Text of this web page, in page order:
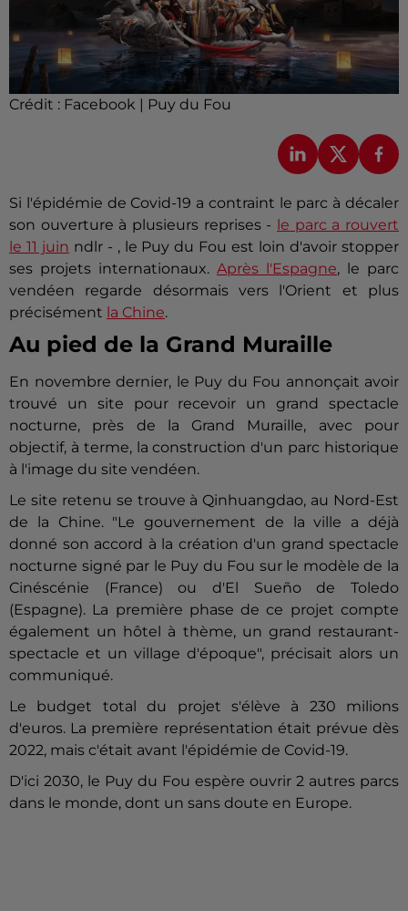
Crédit : Facebook | Puy du Fou
Si l'épidémie de Covid-19 a contraint le parc à décaler
son ouverture à plusieurs reprises - le parc a rouvert
le 11 juin ndlr - , le Puy du Fou est loin d'avoir stopper
ses projets internationaux. Après l'Espagne, le parc
vendéen regarde désormais vers l'Orient et plus
précisément la Chine.
Au pied de la Grand Muraille
En novembre dernier, le Puy du Fou annonçait avoir
trouvé un site pour recevoir un grand spectacle
nocturne, près de la Grand Muraille, avec pour
objectif, à terme, la construction d'un parc historique
à l'image du site vendéen.
Le site retenu se trouve à Qinhuangdao, au Nord-Est
de la Chine. "Le gouvernement de la ville a déjà
donné son accord à la création d'un grand spectacle
nocturne signé par le Puy du Fou sur le modèle de la
Cinéscénie (France) ou d'El Sueño de Toledo
(Espagne). La première phase de ce projet compte
également un hôtel à thème, un grand restaurant-
spectacle et un village d'époque", précisait alors un
communiqué.
Le budget total du projet s'élève à 230 milions
d'euros. La première représentation était prévue dès
2022, mais c'était avant l'épidémie de Covid-19.
D'ici 2030, le Puy du Fou espère ouvrir 2 autres parcs
dans le monde, dont un sans doute en Europe.